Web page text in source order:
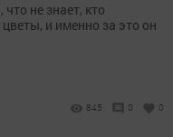
не знает, кто
и именно за это он
845 0 0